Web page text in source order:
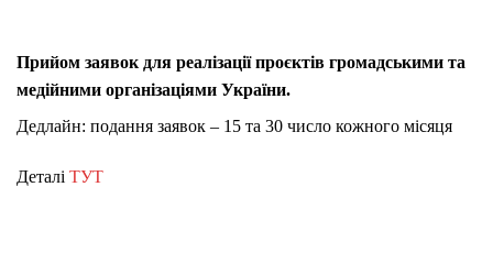
Прийом заявок для реалізації проєктів громадськими та
медійними організаціями України.
Дедлайн: подання заявок – 15 та 30 число кожного місяця
Деталі ТУТ